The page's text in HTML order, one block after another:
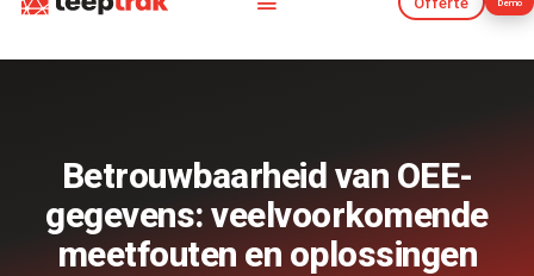
Demo
Offerte Demo
Betrouwbaarheid van OEE-
gegevens: veelvoorkomende
meetfouten en oplossingen